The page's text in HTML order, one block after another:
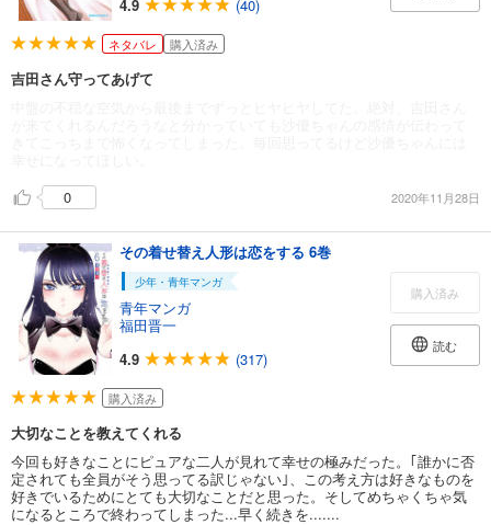
4.9
(40)
ネタバレ 購入済み
吉田さん守ってあげて
0
2020年11月28日
その着せ替え人形は恋をする 6巻
少年・青年マンガ
青年マンガ
福田晋一
4.9
(317)
購入済み
読む
購入済み
大切なことを教えてくれる
今回も好きなことにピュアな二人が見れて幸せの極みだった。｢誰かに否
定されても全員がそう思ってる訳じゃない｣、この考え方は好きなものを
好きでいるためにとても大切なことだと思った。そしてめちゃくちゃ気
になるところで終わってしまった...早く続きを.......